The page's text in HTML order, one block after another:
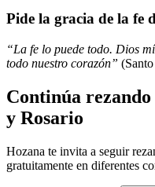
Pide la gracia de la fe
“La fe lo puede todo. Dios
todo nuestro corazón”
Continúa
y Rosario
Hozana te invita a seguir
gratuitamente en diferentes